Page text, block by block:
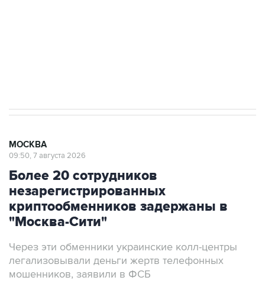
МОСКВА
09:50, 7 августа 2026
Более 20 сотрудников
незарегистрированных
криптообменников задержаны в
"Москва-Сити"
Через эти обменники украинские колл-центры
легализовывали деньги жертв телефонных
мошенников, заявили в ФСБ